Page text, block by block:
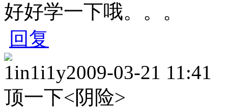
好好学一下哦。。。
回复
1in1i1y2009-03-21 11:41
顶一下<阴险>